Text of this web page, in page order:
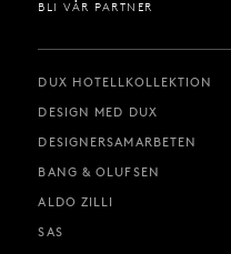
BLI VÅR PARTNER
DUX HOTELLKOLLEKTION
DESIGN MED DUX
DESIGNERSAMARBETEN
BANG & OLUFSEN
ALDO ZILLI
SAS